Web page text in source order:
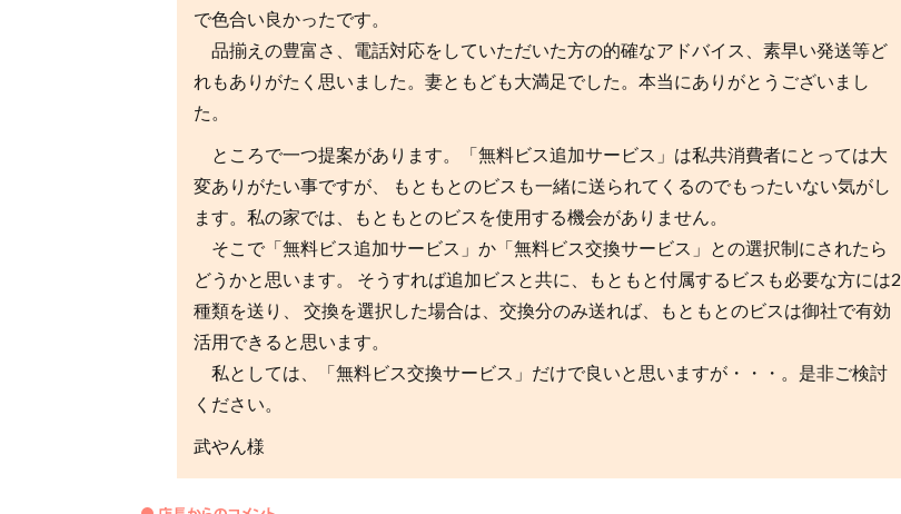
で色合い良かったです。
品揃えの豊富さ、電話対応をしていただいた方の的確なアドバイス、素早い発送等ど
れもありがたく思いました。妻ともども大満足でした。本当にありがとうございまし
た。
ところで一つ提案があります。「無料ビス追加サービス」は私共消費者にとっては大
変ありがたい事ですが、 もともとのビスも一緒に送られてくるのでもったいない気がし
ます。私の家では、もともとのビスを使用する機会がありません。
そこで「無料ビス追加サービス」か「無料ビス交換サービス」との選択制にされたら
どうかと思います。 そうすれば追加ビスと共に、もともと付属するビスも必要な方には2
種類を送り、 交換を選択した場合は、交換分のみ送れば、もともとのビスは御社で有効
活用できると思います。
私としては、「無料ビス交換サービス」だけで良いと思いますが・・・。是非ご検討
ください。
武やん様